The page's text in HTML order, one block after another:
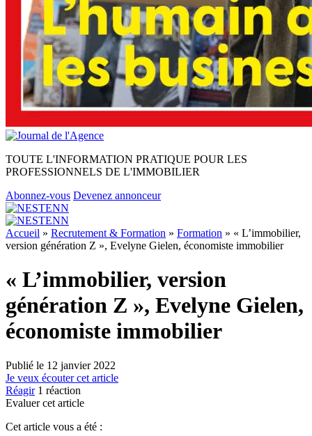
TOUTE L'INFORMATION PRATIQUE POUR LES
PROFESSIONNELS DE L'IMMOBILIER
Abonnez-vous Devenez annonceur
Accueil » Recrutement & Formation » Formation » « L’immobilier,
version génération Z », Evelyne Gielen, économiste immobilier
« L’immobilier, version
génération Z », Evelyne Gielen,
économiste immobilier
Publié le 12 janvier 2022
Je veux écouter cet article
Réagir 1 réaction
Evaluer cet article
Cet article vous a été :